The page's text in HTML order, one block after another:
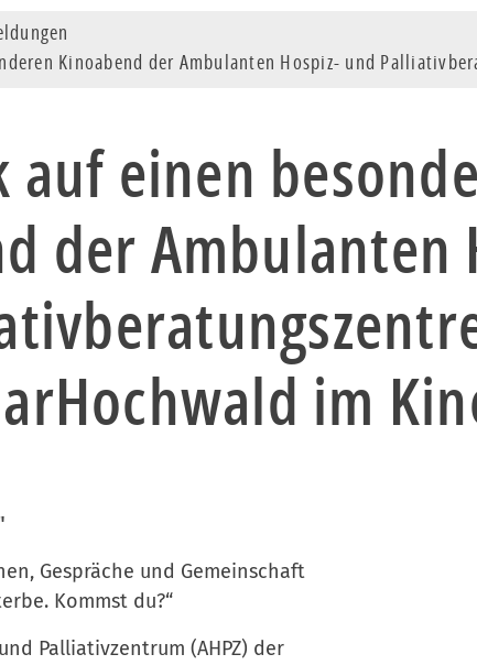
Kinoabend der Ambulanten Hospiz- und
auf einen
der Ambulanten
im
Gespräche und Gemeinschaft
Kommst du?“
Palliativzentrum (AHPZ) der